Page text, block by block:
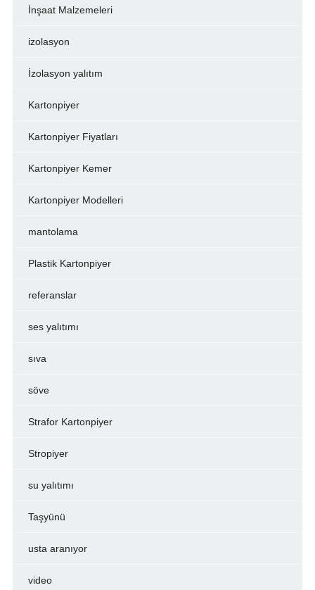
İnşaat Malzemeleri
izolasyon
İzolasyon yalıtım
Kartonpiyer
Kartonpiyer Fiyatları
Kartonpiyer Kemer
Kartonpiyer Modelleri
mantolama
Plastik Kartonpiyer
referanslar
ses yalıtımı
sıva
söve
Strafor Kartonpiyer
Stropiyer
su yalıtımı
Taşyünü
usta aranıyor
video